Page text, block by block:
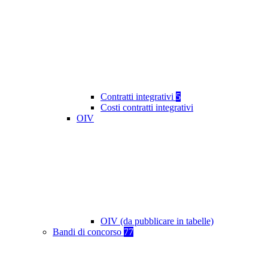
Contratti integrativi 5
Costi contratti integrativi
OIV
OIV (da pubblicare in tabelle)
Bandi di concorso 77